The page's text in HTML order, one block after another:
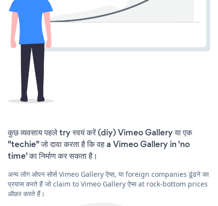
कुछ व्यवसाय पहले try स्वयं करें (diy) Vimeo Gallery या एक
"techie" जो दावा करता है कि वह a Vimeo Gallery in 'no
time' का निर्माण कर सकता है।
अन्य लोग ओपन सोर्स Vimeo Gallery ऐप्स, या foreign companies ढूंढने का
प्रयास करते हैं जो claim to Vimeo Gallery ऐप्स at rock-bottom prices
ऑफ़र करते हैं।